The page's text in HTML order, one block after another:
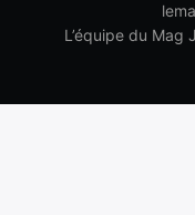
L’équipe du Mag